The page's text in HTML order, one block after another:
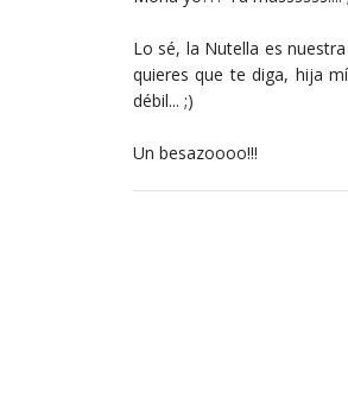
Lo sé, la Nutella es
quieres que te diga, hija
débil... ;)
Un besazoooo!!!